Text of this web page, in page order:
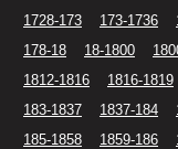
1728-173
173-1736
178-18
18-1800
1812-1816
1816-1819
183-1837
1837-184
185-1858
1859-186